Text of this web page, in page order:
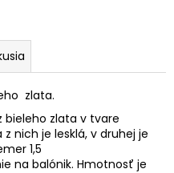
zlata.
bieleho zlata v tvare
nich je lesklá, v druhej je
1,5
na balónik. Hmotnosť je